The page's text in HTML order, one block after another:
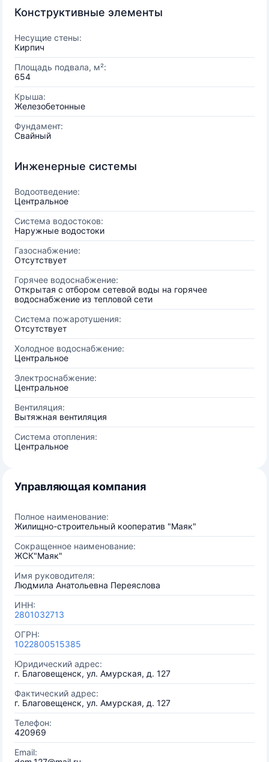
Конструктивные элементы
Несущие стены:
Кирпич
Площадь подвала, м²:
654
Крыша:
Железобетонные
Фундамент:
Свайный
Инженерные системы
Водоотведение:
Центральное
Система водостоков:
Наружные водостоки
Газоснабжение:
Отсутствует
Горячее водоснабжение:
Открытая с отбором сетевой воды на горячее
водоснабжение из тепловой сети
Система пожаротушения:
Отсутствует
Холодное водоснабжение:
Центральное
Электроснабжение:
Центральное
Вентиляция:
Вытяжная вентиляция
Система отопления:
Центральное
Управляющая компания
Полное наименование:
Жилищно-строительный кооператив "Маяк"
Сокращенное наименование:
ЖСК"Маяк"
Имя руководителя:
Людмила Анатольевна Переяслова
ИНН:
2801032713
ОГРН:
1022800515385
Юридический адрес:
г. Благовещенск, ул. Амурская, д. 127
Фактический адрес:
г. Благовещенск, ул. Амурская, д. 127
Телефон:
420969
Email: